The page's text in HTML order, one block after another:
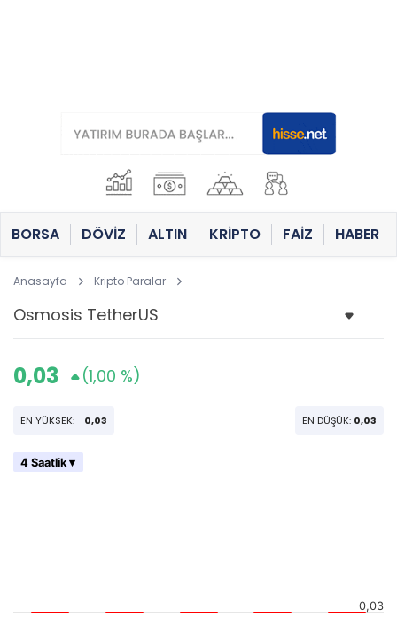
BORSA DÖVİZ ALTIN KRİPTO FAİZ HABER
Anasayfa Kripto Paralar
0,03 (1,00 %)
EN YÜKSEK: 0,03 EN DÜŞÜK: 0,03
4 Saatlik ▾
0,03